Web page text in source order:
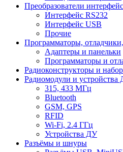
Преобразователи
Интерфейс RS232
Интерфейс USB
Прочие
Программаторы,
Адаптеры и панельки
Программаторы и
Радиоконструкторы и
Радиомодули и устройства
315, 433 МГц
Bluetooth
GSM, GPS
RFID
Wi-Fi, 2.4 ГГц
Устройства ДУ
Разъёмы и шнуры